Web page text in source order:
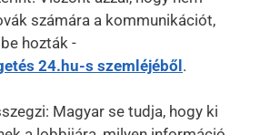
számára a kommunikációt,
hozták -
24.hu-s szemléjéből.
Magyar se tudja, hogy ki